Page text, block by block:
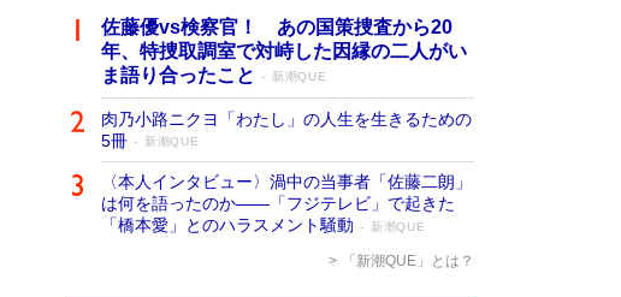
佐藤優vs検察官！ あの国策捜査から20
年、特捜取調室で対峙した因縁の二人がい
ま語り合ったこと
新潮QUE
肉乃小路ニクヨ「わたし」の人生を生きるための
5冊
新潮QUE
〈本人インタビュー〉渦中の当事者「佐藤二朗」
は何を語ったのか――「フジテレビ」で起きた
「橋本愛」とのハラスメント騒動
新潮QUE
「新潮QUE」とは？